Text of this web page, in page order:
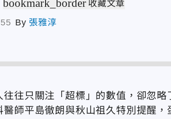
bookmark_border 收藏文章
By 張雅淳
往只關注「超標」的數值，卻忽
師平島徹朗與秋山祖久特別提醒，